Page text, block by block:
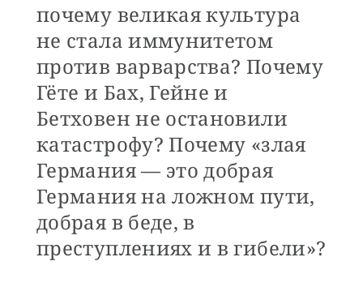
почему великая культура
не стала иммунитетом
против варварства? Почему
Гёте и Бах, Гейне и
Бетховен не остановили
катастрофу? Почему «злая
Германия — это добрая
Германия на ложном пути,
добрая в беде, в
преступлениях и в гибели»?